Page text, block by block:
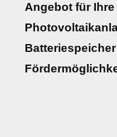
Angebot für Ihre
Batteriespeicher